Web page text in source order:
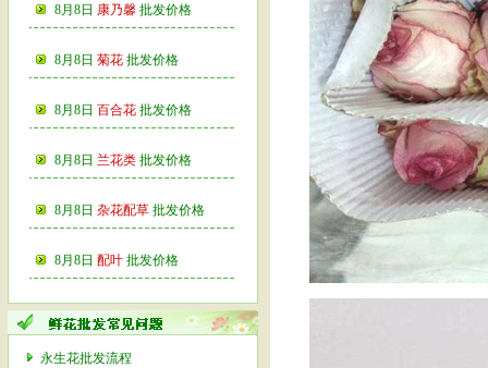
8月8日 康乃馨 批发价格
8月8日 菊花 批发价格
8月8日 百合花 批发价格
8月8日 兰花类 批发价格
8月8日 杂花配草 批发价格
8月8日 配叶 批发价格
永生花批发流程